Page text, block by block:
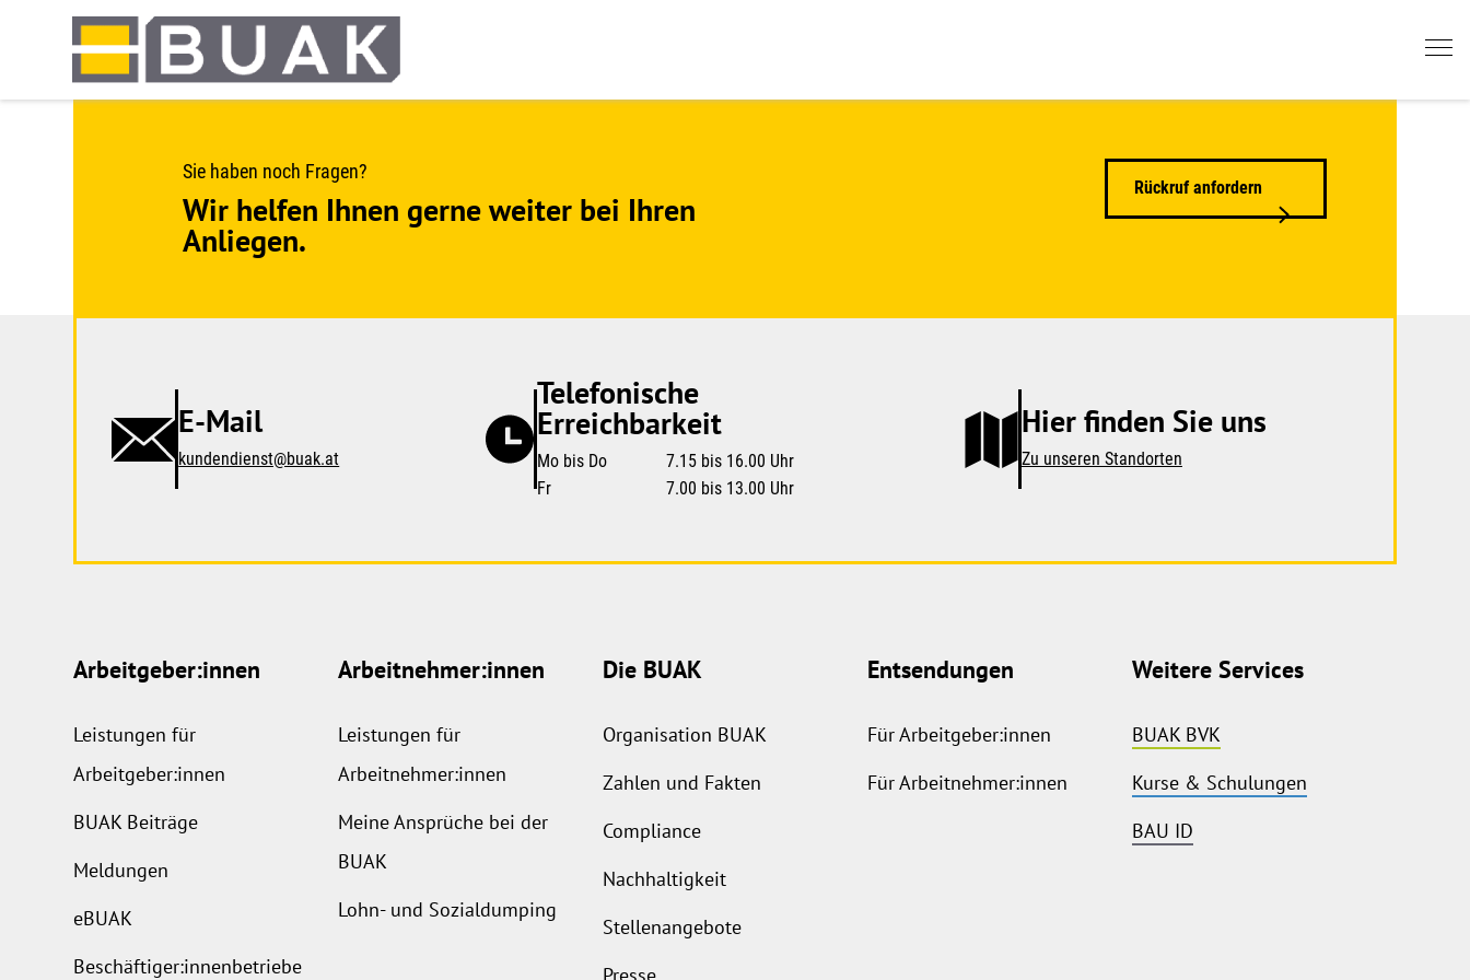
Sie haben noch Fragen?
Wir helfen Ihnen gerne weiter bei Ihren
Anliegen.
Rückruf anfordern
E-Mail
kundendienst@buak.at
Telefonische
Erreichbarkeit
Mo bis Do
7.15 bis 16.00 Uhr
Fr
7.00 bis 13.00 Uhr
Hier finden Sie uns
Zu unseren Standorten
Arbeitgeber:innen
Leistungen für
Arbeitgeber:innen
BUAK Beiträge
Meldungen
eBUAK
Beschäftiger:innenbetriebe
Arbeitnehmer:innen
Leistungen für
Arbeitnehmer:innen
Meine Ansprüche bei der
BUAK
Lohn- und Sozialdumping
Die BUAK
Organisation BUAK
Zahlen und Fakten
Compliance
Nachhaltigkeit
Stellenangebote
Presse
Entsendungen
Für Arbeitgeber:innen
Für Arbeitnehmer:innen
Weitere Services
BUAK BVK
Kurse & Schulungen
BAU ID